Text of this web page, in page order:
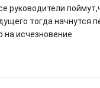
руководители
тогда начнутся
исчезновение.